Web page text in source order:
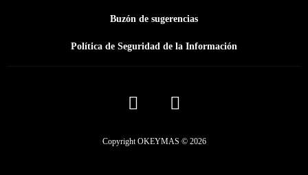
Buzón de sugerencias
Política de Seguridad de la Información
Copyright OKEYMAS © 2026